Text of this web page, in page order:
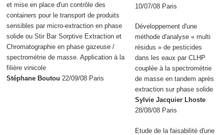
et mise en place d'un contrôle des
containers pour le transport de produits
sensibles par micro-extraction en phase
solide ou Stir Bar Sorptive Extraction et
Chromatographie en phase gazeuse /
spectrométrie de masse. Application à la
filière vinicole
Stéphane Boutou 22/09/08 Paris
10/07/08 Paris
Développement d'une
méthode d'analyse « multi
résidus » de pesticides
dans les eaux par CLHP
couplée à la spectrométrie
de masse en tandem après
extraction sur phase solide
Sylvie Jacquier Lhoste
28/08/08 Paris
Etude de la faisabilité d'une